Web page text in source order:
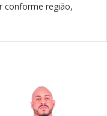
conforme região,